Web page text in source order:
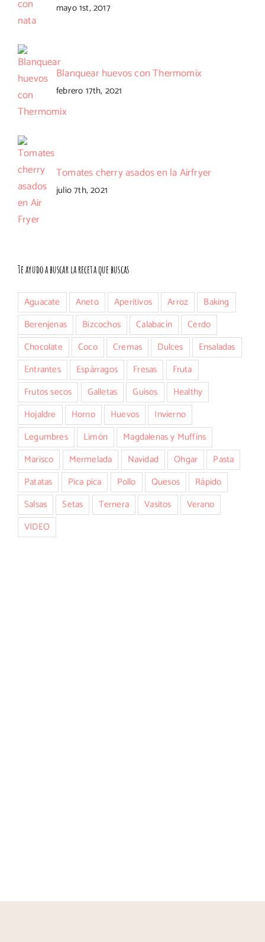
mayo 1st, 2017
Blanquear huevos con Thermomix
febrero 17th, 2021
Tomates cherry asados en la Airfryer
julio 7th, 2021
Te ayudo a buscar la receta que buscas
Aguacate Aneto Aperitivos Arroz
Baking
Berenjenas
Bizcochos Calabacín
Cerdo
Chocolate
Coco Cremas Dulces
Ensaladas
Entrantes
Espárragos Fresas
Fruta
Frutos secos
Galletas Guisos
Healthy
Hojaldre
Horno Huevos
Invierno
Legumbres
Limón
Magdalenas y Muffins
Marisco
Mermelada Navidad Ohgar
Pasta
Patatas
Pica pica Pollo Quesos
Rápido
Salsas
Setas Ternera Vasitos
Verano
VIDEO